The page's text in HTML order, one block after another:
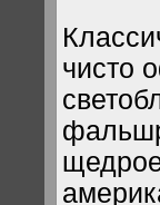
чисто